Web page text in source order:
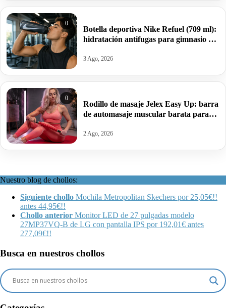
0
Botella deportiva Nike Refuel (709 ml):
hidratación antifugas para gimnasio y
3 Ago, 2026
0
Rodillo de masaje Jelex Easy Up: barra
de automasaje muscular barata para
13,49€.
2 Ago, 2026
Nuestro blog de chollos:
Siguiente chollo Mochila Metropolitan Skechers por 25,05€!!
antes 44,95€!!
Chollo anterior Monitor LED de 27 pulgadas modelo
27MP37VQ-B de LG con pantalla IPS por 192,01€ antes
277,09€!!
Busca en nuestros chollos